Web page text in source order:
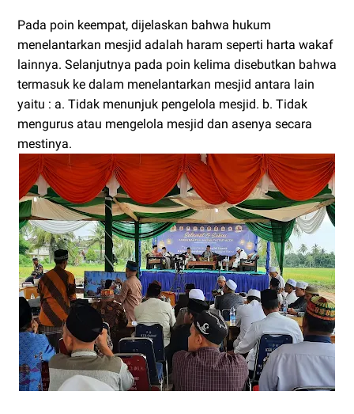
Pada poin keempat, dijelaskan bahwa hukum
menelantarkan mesjid adalah haram seperti harta wakaf
lainnya. Selanjutnya pada poin kelima disebutkan bahwa
termasuk ke dalam menelantarkan mesjid antara lain
yaitu : a. Tidak menunjuk pengelola mesjid. b. Tidak
mengurus atau mengelola mesjid dan asenya secara
mestinya.